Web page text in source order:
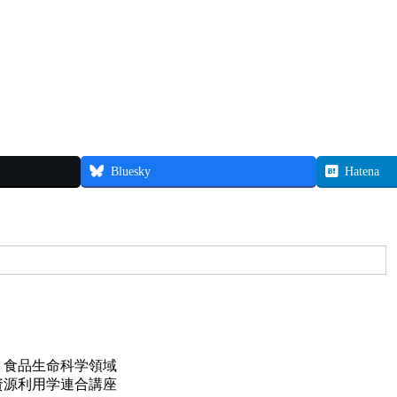
Bluesky Hatena
品生命科学領域
利用学連合講座